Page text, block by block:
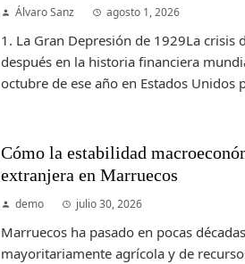
Álvaro Sanz agosto 1, 2026
1. La Gran Depresión de 1929La crisis
después en la historia financiera
octubre de ese año en Estados Unidos
Cómo la estabilidad
extranjera en Marruecos
demo julio 30, 2026
Marruecos ha pasado en pocas
mayoritariamente agrícola y de